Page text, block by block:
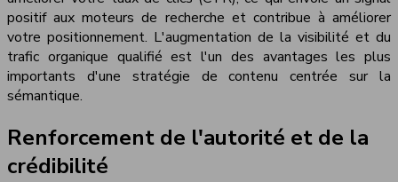
positif aux moteurs de recherche et contribue à améliorer
votre positionnement. L'augmentation de la visibilité et du
trafic organique qualifié est l'un des avantages les plus
importants d'une stratégie de contenu centrée sur la
sémantique.
Renforcement de l'autorité et de la
crédibilité